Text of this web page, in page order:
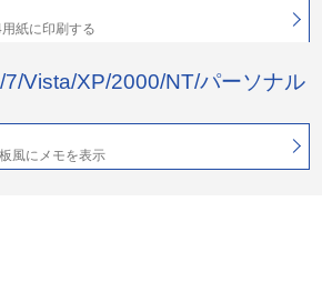
紙に印刷する
Vista/XP/2000/NT/パーソナル
風にメモを表示